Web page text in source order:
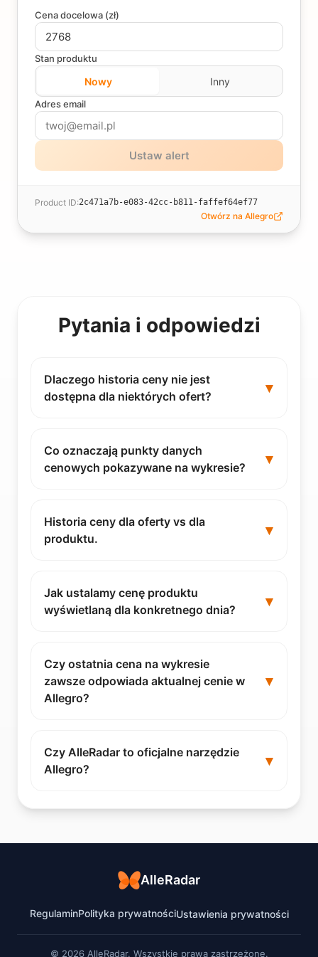
Cena docelowa (zł)
Stan produktu
Nowy Inny
Adres email
Ustaw alert
Product ID:2c471a7b-e083-42cc-b811-faffef64ef77
Otwórz na Allegro
Pytania i odpowiedzi
Dlaczego historia ceny nie jest
dostępna dla niektórych ofert?
Co oznaczają punkty danych
cenowych pokazywane na wykresie?
Historia ceny dla oferty vs dla
produktu.
Jak ustalamy cenę produktu
wyświetlaną dla konkretnego dnia?
Czy ostatnia cena na wykresie
zawsze odpowiada aktualnej cenie w
Allegro?
Czy AlleRadar to oficjalne narzędzie
Allegro?
AlleRadar
RegulaminPolityka prywatnościUstawienia prywatności
© 2026 AlleRadar. Wszystkie prawa zastrzeżone.